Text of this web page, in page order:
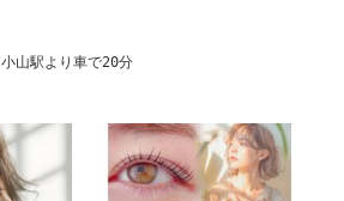
山駅より車で20分